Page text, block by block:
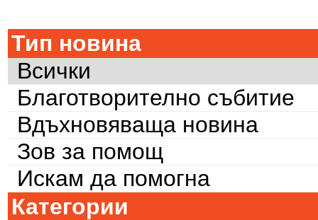
Тип новина
Всички
Благотворително събитие
Вдъхновяваща новина
Зов за помощ
Искам да помогна
Категории